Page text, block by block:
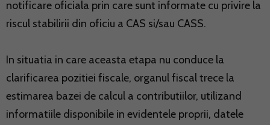
notificare oficiala prin care sunt informate cu privire la
riscul stabilirii din oficiu a CAS si/sau CASS.
In situatia in care aceasta etapa nu conduce la
clarificarea pozitiei fiscale, organul fiscal trece la
estimarea bazei de calcul a contributiilor, utilizand
informatiile disponibile in evidentele proprii, datele